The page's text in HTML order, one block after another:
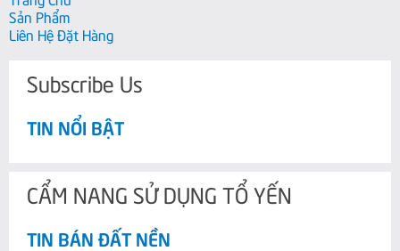
Sản Phẩm
Liên Hệ Đặt Hàng
Subscribe Us
TIN NỔI BẬT
CẨM NANG SỬ DỤNG TỔ YẾN
TIN BÁN ĐẤT NỀN